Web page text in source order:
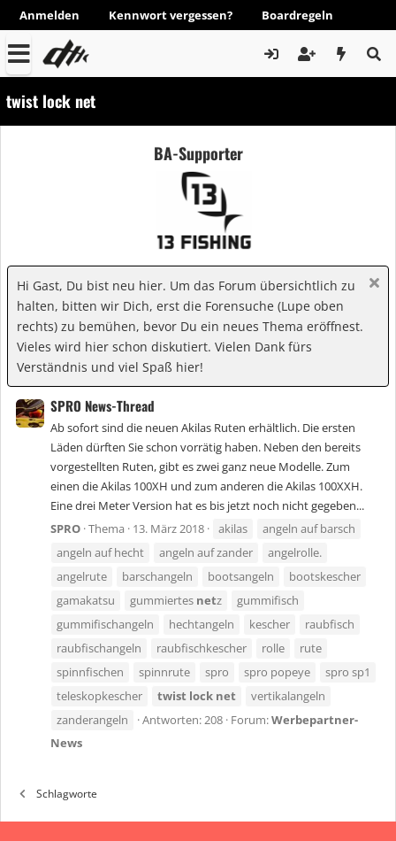
Anmelden Kennwort vergessen? Boardregeln
twist lock net
BA-Supporter
Hi Gast, Du bist neu hier. Um das Forum übersichtlich zu
halten, bitten wir Dich, erst die Forensuche (Lupe oben
rechts) zu bemühen, bevor Du ein neues Thema eröffnest.
Vieles wird hier schon diskutiert. Vielen Dank fürs
Verständnis und viel Spaß hier!
SPRO News-Thread
Ab sofort sind die neuen Akilas Ruten erhältlich. Die ersten
Läden dürften Sie schon vorrätig haben. Neben den bereits
vorgestellten Ruten, gibt es zwei ganz neue Modelle. Zum
einen die Akilas 100XH und zum anderen die Akilas 100XXH.
Eine drei Meter Version hat es bis jetzt noch nicht gegeben...
SPRO Thema 13. März 2018 akilas
angeln auf barsch
angeln auf hecht
angeln auf zander
angelrolle.
angelrute
barschangeln bootsangeln
bootskescher
gamakatsu
gummiertes netz
gummifisch
gummifischangeln
hechtangeln kescher
raubfisch
raubfischangeln
raubfischkescher rolle
rute
spinnfischen
spinnrute spro spro popeye
spro sp1
teleskopkescher
twist lock net
vertikalangeln
zanderangeln
Antworten: 208 Forum:Werbepartner-
News
Schlagworte